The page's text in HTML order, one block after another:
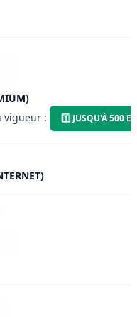
vigueur :
1️⃣ JUSQU'À 500